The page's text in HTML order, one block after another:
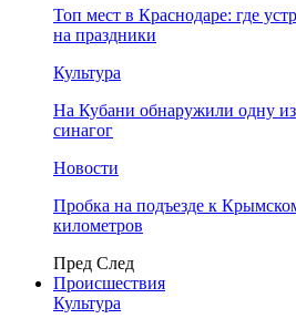
Топ мест в Краснодаре: где
на праздники
Культура
На Кубани обнаружили одну
синагог
Новости
Пробка на подъезде к
километров
Пред След
Происшествия
Культура